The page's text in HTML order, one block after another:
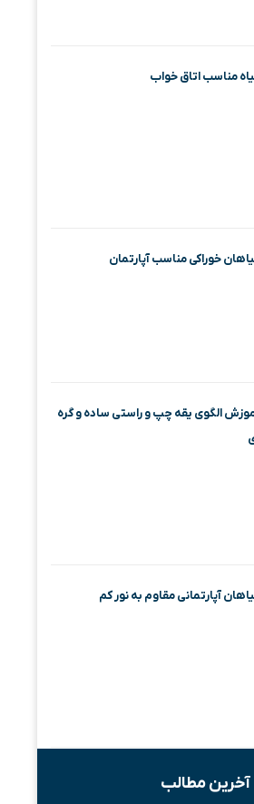
مناسب اتاق خواب
خوراکی مناسب آپارتمان
الگوی یقه چپ و راستی ساده و گره
آپارتمانی مقاوم به نور کم
آخرین مطالب